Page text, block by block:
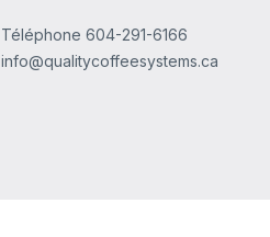
Téléphone 604-291-6166
info@qualitycoffeesystems.ca